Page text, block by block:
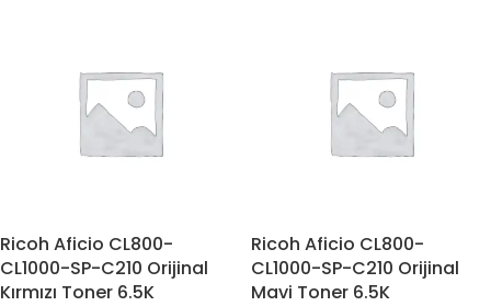
Ricoh Aficio CL800-
CL1000-SP-C210 Orijinal
Kırmızı Toner 6.5K
Ricoh Aficio CL800-
CL1000-SP-C210 Orijinal
Mavi Toner 6.5K